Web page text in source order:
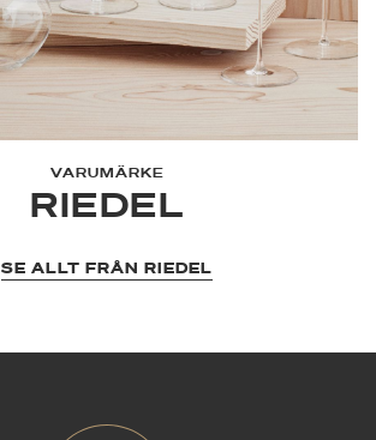
VARUMÄRKE
RIEDEL
SE ALLT FRÅN RIEDEL